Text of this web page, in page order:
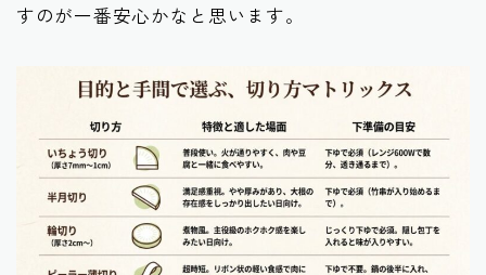
すのが一番安心かなと思います。